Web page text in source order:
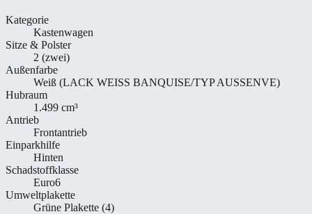
Kategorie
Kastenwagen
Sitze & Polster
2 (zwei)
Außenfarbe
Weiß (LACK WEISS BANQUISE/TYP AUSSENVE)
Hubraum
1.499 cm³
Antrieb
Frontantrieb
Einparkhilfe
Hinten
Schadstoffklasse
Euro6
Umweltplakette
Grüne Plakette (4)